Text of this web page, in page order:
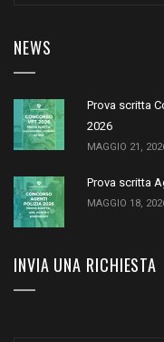
NEWS
Prova scritta
2026
MAGGIO 21,
Prova scritta
MAGGIO 18,
INVIA UNA RICHIESTA